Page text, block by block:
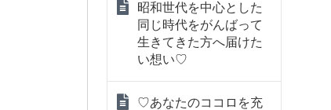
昭和世代を中心とした
同じ時代をがんばって
生きてきた方へ届けた
い想い♡
♡あなたのココロを充